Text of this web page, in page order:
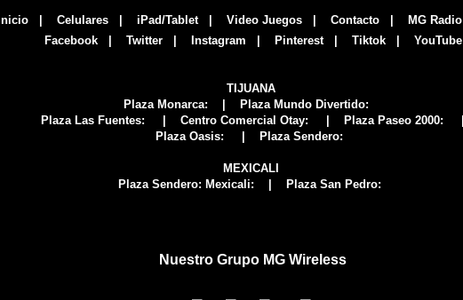
Inicio| Celulares| iPad/Tablet| Video Juegos| Contacto|
MG Radio
Facebook| Twitter| Instagram Pinterest| Tiktok| YouTube
TIJUANA
Plaza Monarca:
| Plaza Mundo Divertido:
Plaza Las Fuentes:
| Centro Comercial Otay: | Plaza Paseo 2000:
Plaza Oasis:
| Plaza Sendero:
MEXICALI
Plaza Sendero: Mexicali:
| Plaza San Pedro:
Nuestro Grupo MG Wireless